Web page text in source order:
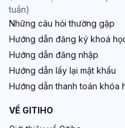
chưa biết học VBA ở đâu
quen với công cụ này
Đăng ký học thử ngay và
tuần)
Những câu hỏi thường gặp
Hướng dẫn đăng ký khoá
Hướng dẫn đăng nhập
Hướng dẫn lấy lại mật khẩu
Hướng dẫn thanh toán khóa
VỀ GITIHO